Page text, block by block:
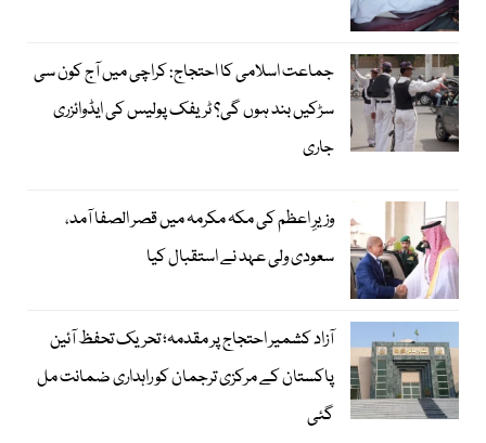
جماعت اسلامی کا احتجاج: کراچی میں آج کون سی
سڑکیں بند ہوں گی؟ ٹریفک پولیس کی ایڈوائزری
جاری
وزیرِ اعظم کی مکہ مکرمہ میں قصر الصفا آمد،
سعودی ولی عہد نے استقبال کیا
آزاد کشمیر احتجاج پر مقدمہ؛ تحریک تحفظ آئین
پاکستان کے مرکزی ترجمان کو راہداری ضمانت مل
گئی